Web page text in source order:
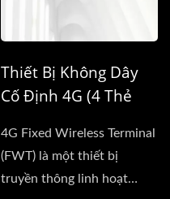
Thiết Bị Không Dây
Cố Định 4G (4 Thẻ
4G Fixed Wireless Terminal
(FWT) là một thiết bị
truyền thông linh hoạt